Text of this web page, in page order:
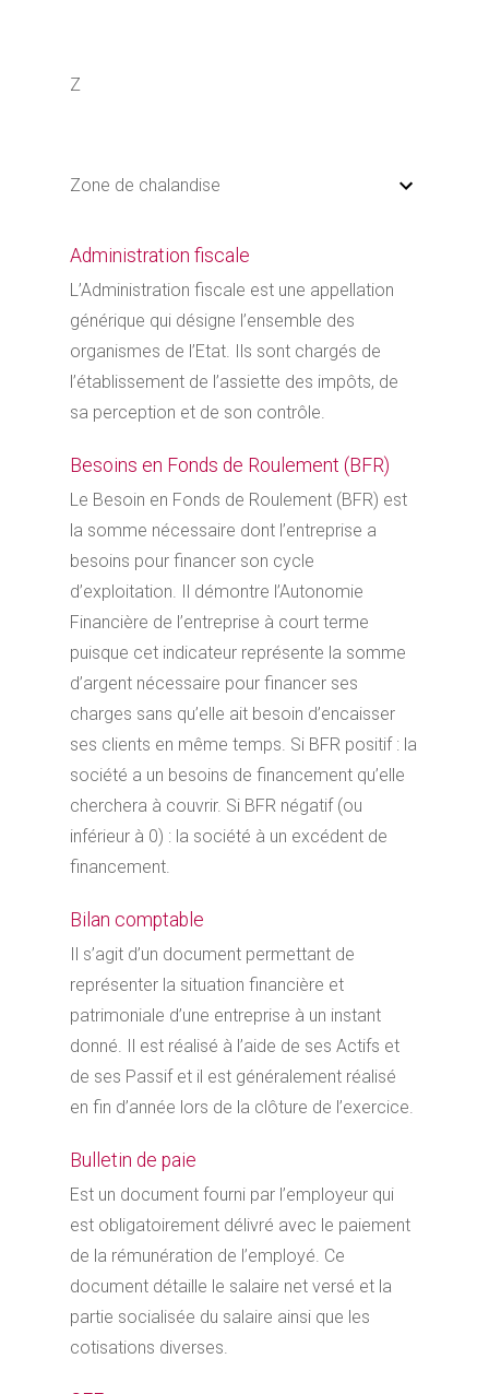
Z
Zone de chalandise
Administration fiscale
L’Administration fiscale est une appellation
générique qui désigne l’ensemble des
organismes de l’Etat. Ils sont chargés de
l’établissement de l’assiette des impôts, de
sa perception et de son contrôle.
Besoins en Fonds de Roulement (BFR)
Le Besoin en Fonds de Roulement (BFR) est
la somme nécessaire dont l’entreprise a
besoins pour financer son cycle
d’exploitation. Il démontre l’Autonomie
Financière de l’entreprise à court terme
puisque cet indicateur représente la somme
d’argent nécessaire pour financer ses
charges sans qu’elle ait besoin d’encaisser
ses clients en même temps. Si BFR positif : la
société a un besoins de financement qu’elle
cherchera à couvrir. Si BFR négatif (ou
inférieur à 0) : la société à un excédent de
financement.
Bilan comptable
Il s’agit d’un document permettant de
représenter la situation financière et
patrimoniale d’une entreprise à un instant
donné. Il est réalisé à l’aide de ses Actifs et
de ses Passif et il est généralement réalisé
en fin d’année lors de la clôture de l’exercice.
Bulletin de paie
Est un document fourni par l’employeur qui
est obligatoirement délivré avec le paiement
de la rémunération de l’employé. Ce
document détaille le salaire net versé et la
partie socialisée du salaire ainsi que les
cotisations diverses.